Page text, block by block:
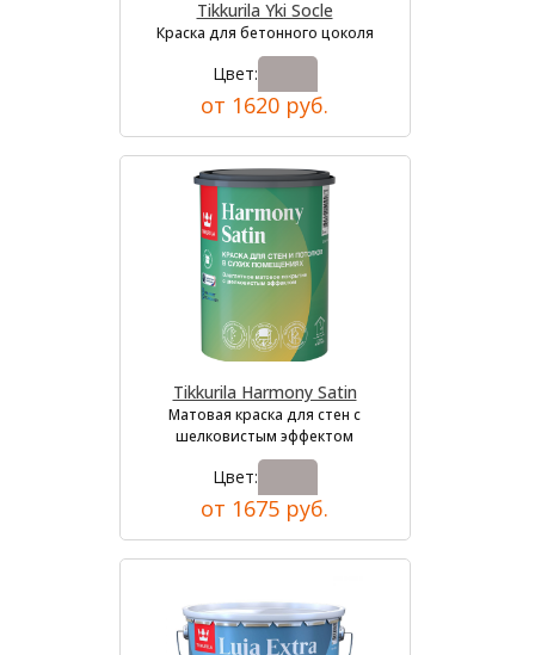
Tikkurila Yki Socle
Краска для бетонного цоколя
Цвет:
от 1620 руб.
Tikkurila Harmony Satin
Матовая краска для стен с
шелковистым эффектом
Цвет:
от 1675 руб.